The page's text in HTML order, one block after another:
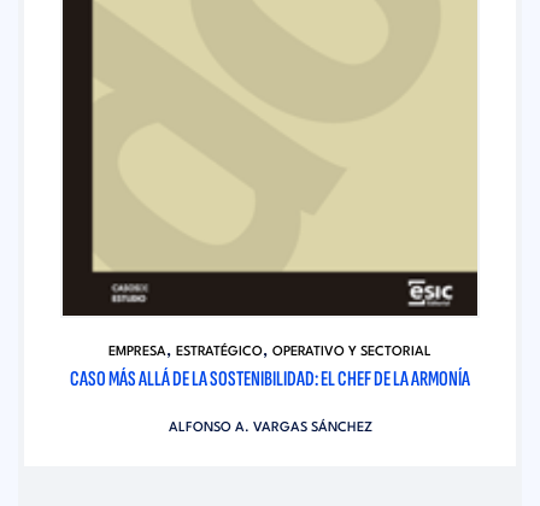
EMPRESA, ESTRATÉGICO, OPERATIVO Y SECTORIAL
CASO MÁS ALLÁ DE LA SOSTENIBILIDAD: EL CHEF DE LA ARMONÍA
ALFONSO A. VARGAS SÁNCHEZ